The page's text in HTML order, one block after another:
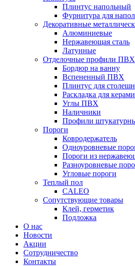
Плинтус напольный
Фурнитура для
Декоративные
Алюминиевые
Нержавеющая сталь
Латунные
Отделочные профили ПВХ
Бордюр на ванну
Вспененный ПВХ
Плинтус для
Раскладка для
Углы ПВХ
Наличники
Профили
Пороги
Ковродержатель
Одноуровневые
Пороги из
Разноуровневые
Угловые пороги
Теплый пол
CALEO
Сопутствующие товары
Клей, герметик
Подложка
О нас
Новости
Акции
Сотрудничество
Контакты